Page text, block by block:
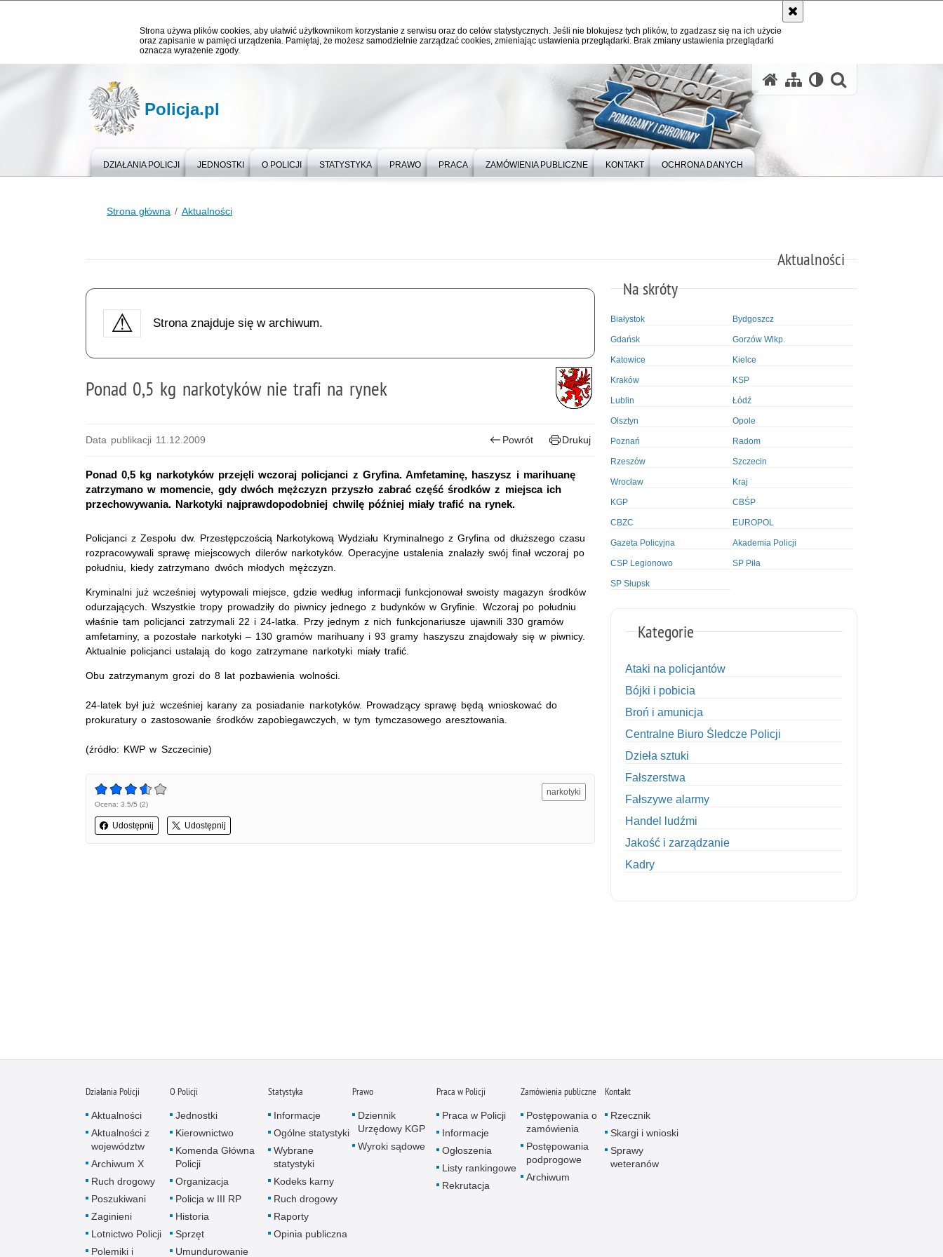
Strona używa plików cookies, aby ułatwić użytkownikom korzystanie z serwisu oraz do celów statystycznych. Jeśli nie blokujesz tych plików, to zgadzasz się na ich użycie
oraz zapisanie w pamięci urządzenia. Pamiętaj, że możesz samodzielnie zarządzać cookies, zmieniając ustawienia przeglądarki. Brak zmiany ustawienia przeglądarki
oznacza wyrażenie zgody.
Policja.pl
DZIAŁANIA POLICJI JEDNOSTKI O POLICJI STATYSTYKA PRAWO PRACA ZAMÓWIENIA PUBLICZNE KONTAKT OCHRONA DANYCH
Strona główna Aktualności
Aktualności
Strona znajduje się w archiwum.
Ponad 0,5 kg narkotyków nie trafi na rynek
Data publikacji 11.12.2009 Powrót Drukuj
Ponad 0,5 kg narkotyków przejęli wczoraj policjanci z Gryfina. Amfetaminę, haszysz i marihuanę
zatrzymano w momencie, gdy dwóch mężczyzn przyszło zabrać część środków z miejsca ich
przechowywania. Narkotyki najprawdopodobniej chwilę później miały trafić na rynek.
Policjanci z Zespołu dw. Przestępczością Narkotykową Wydziału Kryminalnego z Gryfina od dłuższego czasu
rozpracowywali sprawę miejscowych dilerów narkotyków. Operacyjne ustalenia znalazły swój finał wczoraj po
południu, kiedy zatrzymano dwóch młodych mężczyzn.
Kryminalni już wcześniej wytypowali miejsce, gdzie według informacji funkcjonował swoisty magazyn środków
odurzających. Wszystkie tropy prowadziły do piwnicy jednego z budynków w Gryfinie. Wczoraj po południu
właśnie tam policjanci zatrzymali 22 i 24-latka. Przy jednym z nich funkcjonariusze ujawnili 330 gramów
amfetaminy, a pozostałe narkotyki – 130 gramów marihuany i 93 gramy haszyszu znajdowały się w piwnicy.
Aktualnie policjanci ustalają do kogo zatrzymane narkotyki miały trafić.
Obu zatrzymanym grozi do 8 lat pozbawienia wolności.
24-latek był już wcześniej karany za posiadanie narkotyków. Prowadzący sprawę będą wnioskować do
prokuratury o zastosowanie środków zapobiegawczych, w tym tymczasowego aresztowania.
(źródło: KWP w Szczecinie)
Ocena: 3.5/5 (2)
Udostępnij Udostępnij
narkotyki
Na skróty
Białystok Bydgoszcz
Gdańsk Gorzów Wlkp.
Katowice Kielce
Kraków KSP
Lublin Łódź
Olsztyn Opole
Poznań Radom
Rzeszów Szczecin
Wrocław Kraj
KGP CBŚP
CBZC EUROPOL
Gazeta Policyjna Akademia Policji
CSP Legionowo SP Piła
SP Słupsk
Kategorie
Ataki na policjantów
Bójki i pobicia
Broń i amunicja
Centralne Biuro Śledcze Policji
Dzieła sztuki
Fałszerstwa
Fałszywe alarmy
Handel ludźmi
Jakość i zarządzanie
Kadry
Nietrzeźwi kierujący
Nietrzeźwi opiekunowie
Działania Policji
Aktualności
Aktualności z
województw
Archiwum X
Ruch drogowy
Poszukiwani
Zaginieni
Lotnictwo Policji
Polemiki i
O Policji
Jednostki
Kierownictwo
Komenda Główna
Policji
Organizacja
Policja w III RP
Historia
Sprzęt
Umundurowanie
Statystyka
Informacje
Ogólne statystyki
Wybrane
statystyki
Kodeks karny
Ruch drogowy
Raporty
Opinia publiczna
Prawo
Dziennik
Urzędowy KGP
Wyroki sądowe
Praca w Policji
Praca w Policji
Informacje
Ogłoszenia
Listy rankingowe
Rekrutacja
Zamówienia publiczne
Postępowania o
zamówienia
Postępowania
podprogowe
Archiwum
Kontakt
Rzecznik
Skargi i wnioski
Sprawy
weteranów